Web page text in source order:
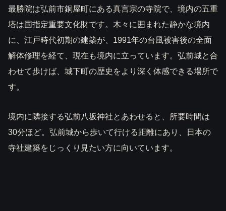
最勝院は弘前市銅屋町にある真言宗の寺院で、境内の五重
塔は国指定重要文化財です。木々に囲まれた静かな境内
に、江戸時代初期の建築が、1991年の台風被害後の全面
解体修理を経て、現在も境内に立っています。弘前城と合
わせて歩けば、城下町の歴史をより深く体感できる場所で
す。
境内に隣接する弘前八坂神社とあわせると、所要時間は
30分ほど。弘前城から歩いて行ける距離にあり、日本の
寺社建築をじっくり見たい方に向いています。